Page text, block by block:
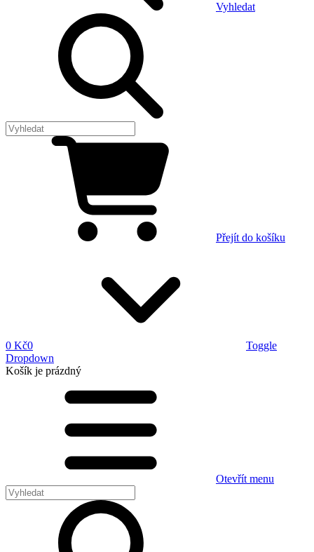
Vyhledat
Přejít do košíku
0 Kč0
Toggle
Dropdown
Košík je prázdný
Otevřít menu